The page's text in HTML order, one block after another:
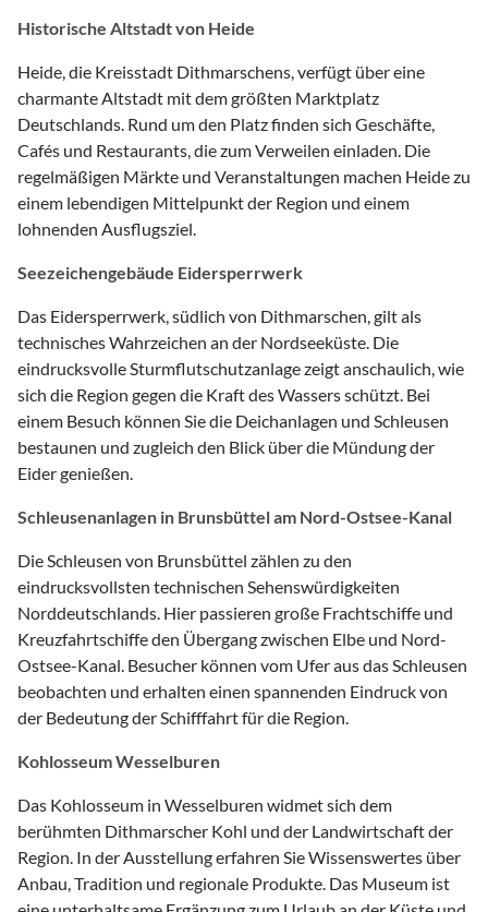
Historische Altstadt von Heide
Heide, die Kreisstadt Dithmarschens, verfügt über eine
charmante Altstadt mit dem größten Marktplatz
Deutschlands. Rund um den Platz finden sich Geschäfte,
Cafés und Restaurants, die zum Verweilen einladen. Die
regelmäßigen Märkte und Veranstaltungen machen Heide zu
einem lebendigen Mittelpunkt der Region und einem
lohnenden Ausflugsziel.
Seezeichengebäude Eidersperrwerk
Das Eidersperrwerk, südlich von Dithmarschen, gilt als
technisches Wahrzeichen an der Nordseeküste. Die
eindrucksvolle Sturmflutschutzanlage zeigt anschaulich, wie
sich die Region gegen die Kraft des Wassers schützt. Bei
einem Besuch können Sie die Deichanlagen und Schleusen
bestaunen und zugleich den Blick über die Mündung der
Eider genießen.
Schleusenanlagen in Brunsbüttel am Nord-Ostsee-Kanal
Die Schleusen von Brunsbüttel zählen zu den
eindrucksvollsten technischen Sehenswürdigkeiten
Norddeutschlands. Hier passieren große Frachtschiffe und
Kreuzfahrtschiffe den Übergang zwischen Elbe und Nord-
Ostsee-Kanal. Besucher können vom Ufer aus das Schleusen
beobachten und erhalten einen spannenden Eindruck von
der Bedeutung der Schifffahrt für die Region.
Kohlosseum Wesselburen
Das Kohlosseum in Wesselburen widmet sich dem
berühmten Dithmarscher Kohl und der Landwirtschaft der
Region. In der Ausstellung erfahren Sie Wissenswertes über
Anbau, Tradition und regionale Produkte. Das Museum ist